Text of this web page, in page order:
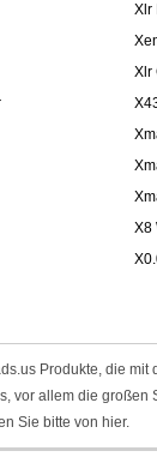
Xlr
Xlr
X8
Produkte, die
vor allem die
Sie bitte von hier.